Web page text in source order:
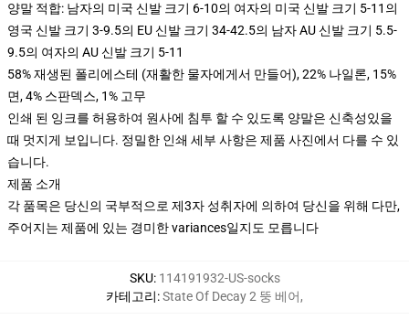
양말 적합: 남자의 미국 신발 크기 6-10의 여자의 미국 신발 크기 5-11의
영국 신발 크기 3-9.5의 EU 신발 크기 34-42.5의 남자 AU 신발 크기 5.5-
9.5의 여자의 AU 신발 크기 5-11
58% 재생된 폴리에스테 (재활한 물자에게서 만들어), 22% 나일론, 15%
면, 4% 스판덱스, 1% 고무
인쇄 된 잉크를 허용하여 원사에 침투 할 수 있도록 양말은 신축성있을
때 멋지게 보입니다. 정밀한 인쇄 세부 사항은 제품 사진에서 다를 수 있
습니다.
제품 소개
각 품목은 당신의 국부적으로 제3자 성취자에 의하여 당신을 위해 다만,
주어지는 제품에 있는 경미한 variances일지도 모릅니다
SKU: 114191932-US-socks
카테고리:State Of Decay 2 뚱 베어,